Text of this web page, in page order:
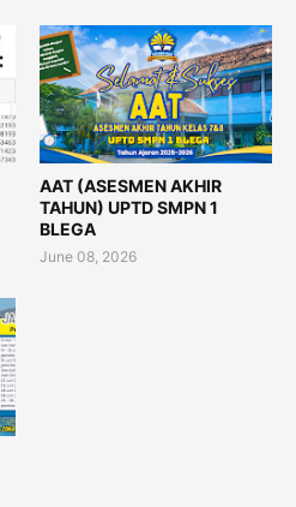
AAT (ASESMEN AKHIR
TAHUN) UPTD SMPN 1
BLEGA
June 08, 2026